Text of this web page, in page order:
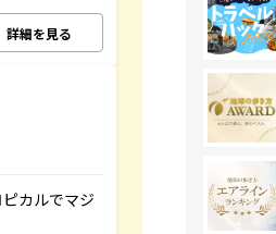
詳細を見る
カルでマジ